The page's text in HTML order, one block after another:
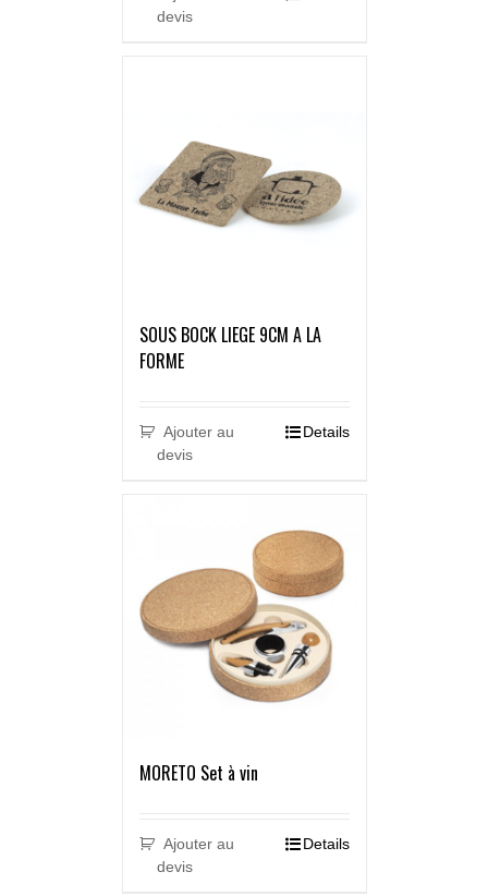
devis
SOUS BOCK LIEGE 9CM A LA
FORME
Ajouter au
devis
Details
MORETO Set à vin
Ajouter au
devis
Details